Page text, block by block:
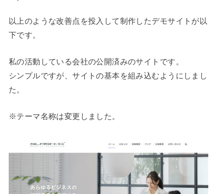
以上のような改善点を投入して制作したデモサイトが以
下です。
私の活動している会社の公開済みのサイトです。
シンプルですが、サイトの基本を組み込むようにしまし
た。
※テーマ名称は変更しました。